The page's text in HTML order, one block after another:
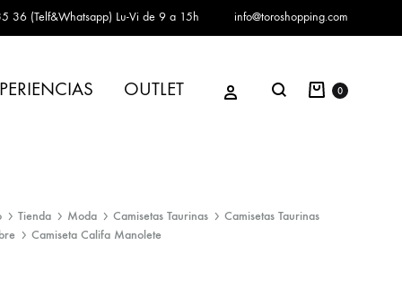
36 (Telf&Whatsapp) Lu-Vi de 9 a 15h info@toroshopping.com
OUTLET Iniciar sesión
Buscar Carrito
0
Tienda Moda Camisetas Taurinas
Camisetas Taurinas
Camiseta Califa Manolete